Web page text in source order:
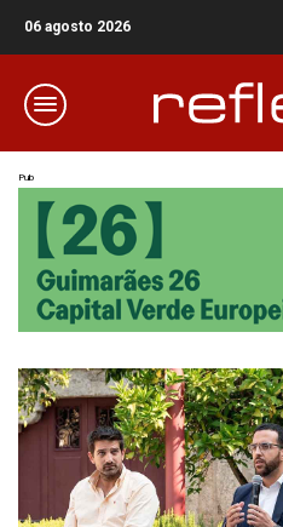
06 agosto 2026
Pub